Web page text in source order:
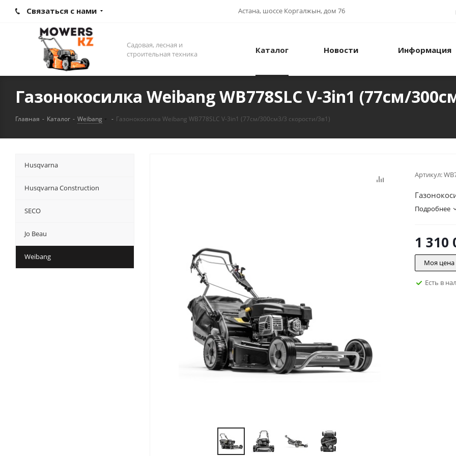
Связаться с нами Астана, шоссе Коргалжын, дом 76
Садовая, лесная и
строительная техника
Каталог Новости Информация
Газонокосилка Weibang WB778SLC V-3in1 (77см/
Главная - Каталог - Weibang - Газонокосилка Weibang WB778SLC V-3in1 (77см/300см3/3 скорости/3в1)
Артикул:
Подробнее
1 310
Моя цена
Есть в
Husqvarna
Husqvarna Construction
SECO
Jo Beau
Weibang